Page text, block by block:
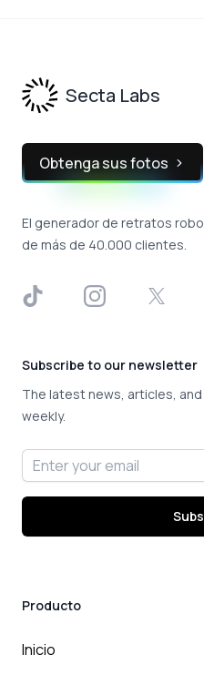
Secta Labs
Obtenga sus fotos
El generador de retratos
de más de 40.000 clientes.
TikTok InstagramX
Subscribe to our newsletter
The latest news, articles,
weekly.
Email address
Producto
Inicio